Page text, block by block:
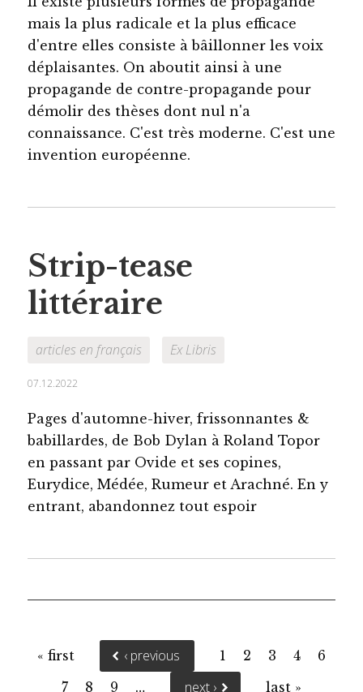
mais la plus radicale et la plus efficace
d'entre elles consiste à bâillonner les voix
déplaisantes. On aboutit ainsi à une
propagande de contre-propagande pour
démolir des thèses dont nul n'a
connaissance. C'est très moderne. C'est une
invention européenne.
Strip-tease
littéraire
articles en français Ex Libris
07.12.2022
Pages d'automne-hiver, frissonnantes &
babillardes, de Bob Dylan à Roland Topor
en passant par Ovide et ses copines,
Eurydice, Médée, Rumeur et Arachné. En y
entrant, abandonnez tout espoir
« first ‹ previous 1 2 3 4
6
7
8 9 … next › last »